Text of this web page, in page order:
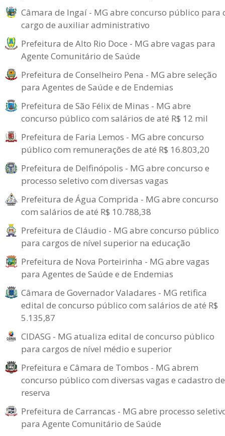
Câmara de Ingaí - MG abre concurso público para
cargo de auxiliar administrativo
Prefeitura de Alto Rio Doce - MG abre vagas para
Agente Comunitário de Saúde
Prefeitura de Conselheiro Pena - MG abre seleção
para Agentes de Saúde e de Endemias
Prefeitura de São Félix de Minas - MG abre
concurso público com salários de até R$ 12 mil
Prefeitura de Faria Lemos - MG abre concurso
público com remunerações de até R$ 16.803,20
Prefeitura de Delfinópolis - MG abre concurso e
processo seletivo com diversas vagas
Prefeitura de Água Comprida - MG abre concurso
com salários de até R$ 10.788,38
Prefeitura de Cláudio - MG abre concurso público
para cargos de nível superior na educação
Prefeitura de Nova Porteirinha - MG abre vagas
para Agentes de Saúde e de Endemias
Câmara de Governador Valadares - MG retifica
edital de concurso público com salários de até R$
5.135,87
CIDASG - MG atualiza edital de concurso público
para cargos de nível médio e superior
Prefeitura e Câmara de Tombos - MG abrem
concurso público com diversas vagas e cadastro de
reserva
Prefeitura de Carrancas - MG abre processo
para Agente Comunitário de Saúde